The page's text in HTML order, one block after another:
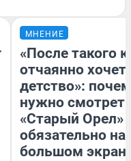
МНЕНИЕ
«После такого
отчаянно
детство»:
нужно
«Старый Орел»
обязательно на
большом